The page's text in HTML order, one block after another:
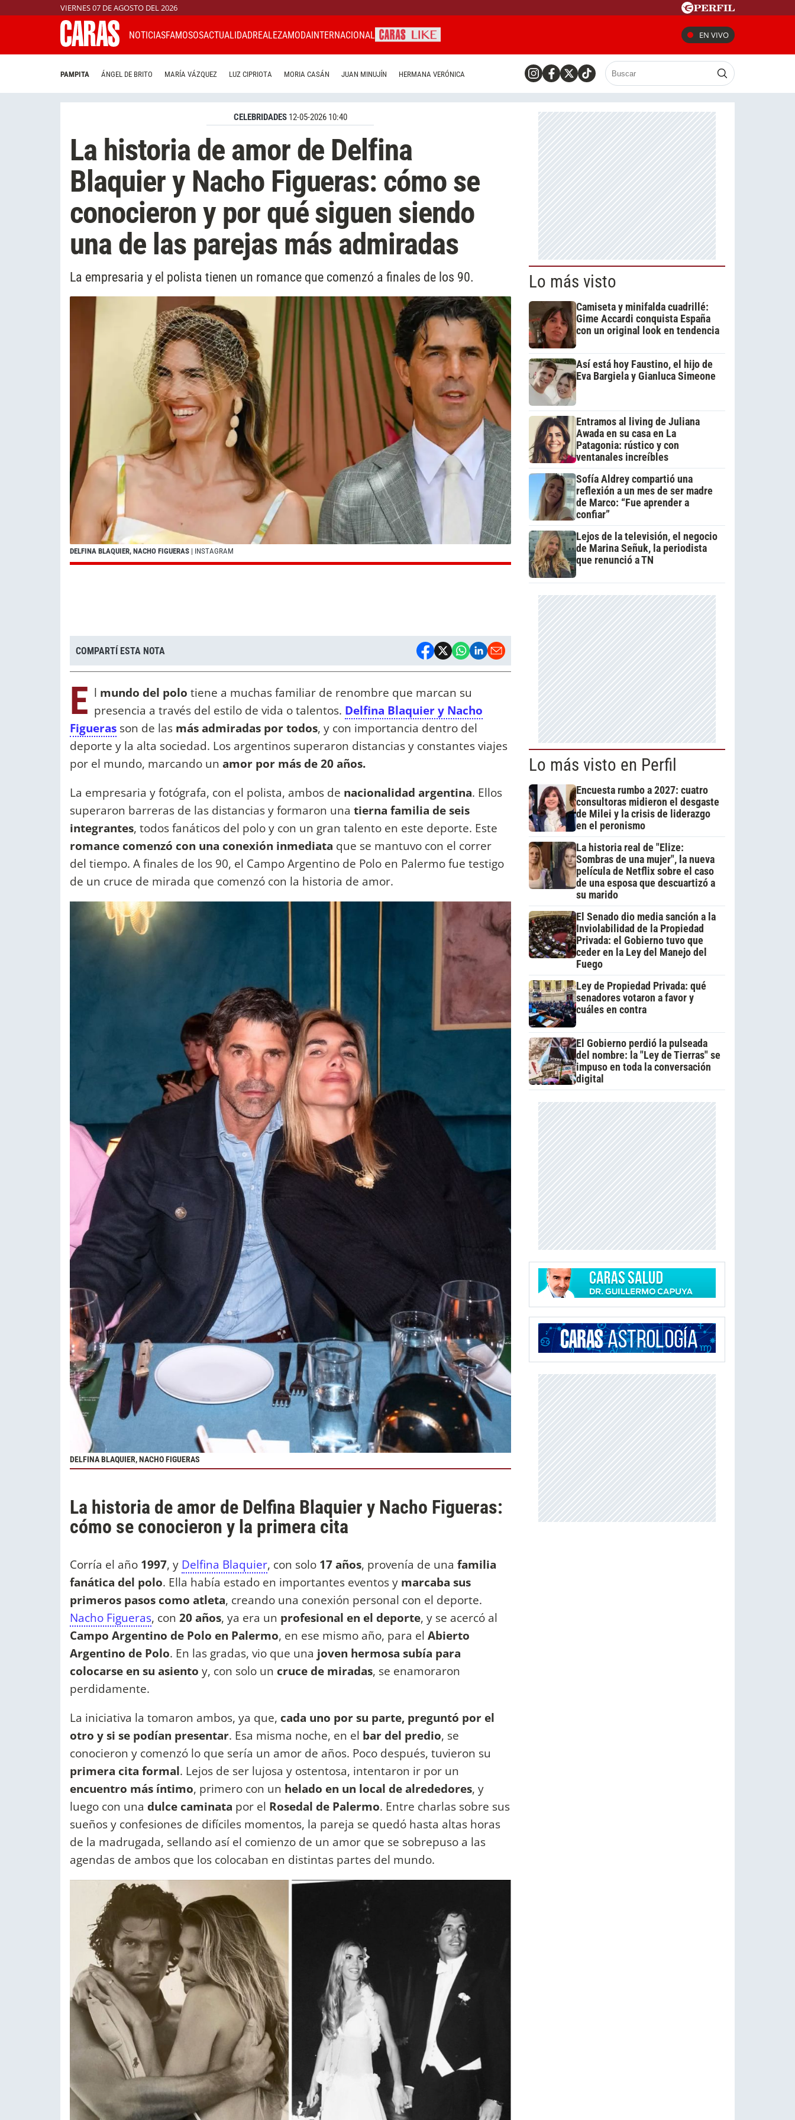
VIERNES 07 DE AGOSTO DEL 2026
NOTICIASFAMOSOSACTUALIDADREALEZAMODAINTERNACIONAL EN VIVO
PAMPITA ÁNGEL DE BRITO MARÍA VÁZQUEZ LUZ CIPRIOTA MORIA CASÁN JUAN MINUJÍN HERMANA VERÓNICA
CELEBRIDADES 12-05-2026 10:40
La historia de amor de Delfina
Blaquier y Nacho Figueras: cómo se
conocieron y por qué siguen siendo
una de las parejas más admiradas
La empresaria y el polista tienen un romance que comenzó a finales de los 90.
DELFINA BLAQUIER, NACHO FIGUERAS | INSTAGRAM
COMPARTÍ ESTA NOTA
E l mundo del polo tiene a muchas familiar de renombre que marcan su
presencia a través del estilo de vida o talentos. Delfina Blaquier y Nacho
Figueras son de las más admiradas por todos, y con importancia dentro del
deporte y la alta sociedad. Los argentinos superaron distancias y constantes viajes
por el mundo, marcando un amor por más de 20 años.
La empresaria y fotógrafa, con el polista, ambos de nacionalidad argentina. Ellos
superaron barreras de las distancias y formaron una tierna familia de seis
integrantes, todos fanáticos del polo y con un gran talento en este deporte. Este
romance comenzó con una conexión inmediata que se mantuvo con el correr
del tiempo. A finales de los 90, el Campo Argentino de Polo en Palermo fue testigo
de un cruce de mirada que comenzó con la historia de amor.
DELFINA BLAQUIER, NACHO FIGUERAS
La historia de amor de Delfina Blaquier y Nacho Figueras:
cómo se conocieron y la primera cita
Corría el año 1997, y Delfina Blaquier, con solo 17 años, provenía de una familia
fanática del polo. Ella había estado en importantes eventos y marcaba sus
primeros pasos como atleta, creando una conexión personal con el deporte.
Nacho Figueras, con 20 años, ya era un profesional en el deporte, y se acercó al
Campo Argentino de Polo en Palermo, en ese mismo año, para el Abierto
Argentino de Polo. En las gradas, vio que una joven hermosa subía para
colocarse en su asiento y, con solo un cruce de miradas, se enamoraron
perdidamente.
La iniciativa la tomaron ambos, ya que, cada uno por su parte, preguntó por el
otro y si se podían presentar. Esa misma noche, en el bar del predio, se
conocieron y comenzó lo que sería un amor de años. Poco después, tuvieron su
primera cita formal. Lejos de ser lujosa y ostentosa, intentaron ir por un
encuentro más íntimo, primero con un helado en un local de alrededores, y
luego con una dulce caminata por el Rosedal de Palermo. Entre charlas sobre sus
sueños y confesiones de difíciles momentos, la pareja se quedó hasta altas horas
de la madrugada, sellando así el comienzo de un amor que se sobrepuso a las
agendas de ambos que los colocaban en distintas partes del mundo.
Lo más visto
Camiseta y minifalda cuadrillé:
Gime Accardi conquista España
con un original look en tendencia
Así está hoy Faustino, el hijo de
Eva Bargiela y Gianluca Simeone
Entramos al living de Juliana
Awada en su casa en La
Patagonia: rústico y con
ventanales increíbles
Sofía Aldrey compartió una
reflexión a un mes de ser madre
de Marco: “Fue aprender a
confiar”
Lejos de la televisión, el negocio
de Marina Señuk, la periodista
que renunció a TN
Lo más visto en Perfil
Encuesta rumbo a 2027: cuatro
consultoras midieron el desgaste
de Milei y la crisis de liderazgo
en el peronismo
La historia real de "Elize:
Sombras de una mujer", la nueva
película de Netflix sobre el caso
de una esposa que descuartizó a
su marido
El Senado dio media sanción a la
Inviolabilidad de la Propiedad
Privada: el Gobierno tuvo que
ceder en la Ley del Manejo del
Fuego
Ley de Propiedad Privada: qué
senadores votaron a favor y
cuáles en contra
El Gobierno perdió la pulseada
del nombre: la "Ley de Tierras" se
impuso en toda la conversación
digital